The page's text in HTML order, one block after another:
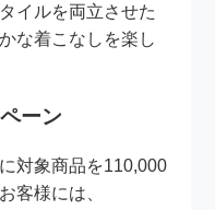
イルを両立させた
な着こなしを楽し
ーン
対象商品を110,000
客様には、